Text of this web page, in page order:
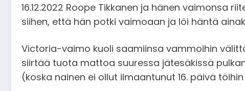
16.12.2022 Roope Tikkanen ja hänen
siihen, että hän potki vaimoaan ja löi häntä
Victoria-vaimo kuoli saamiinsa vammoihin
siirtää tuota mattoa suuressa jätesäkissä
(koska nainen ei ollut ilmaantunut 16. päivä